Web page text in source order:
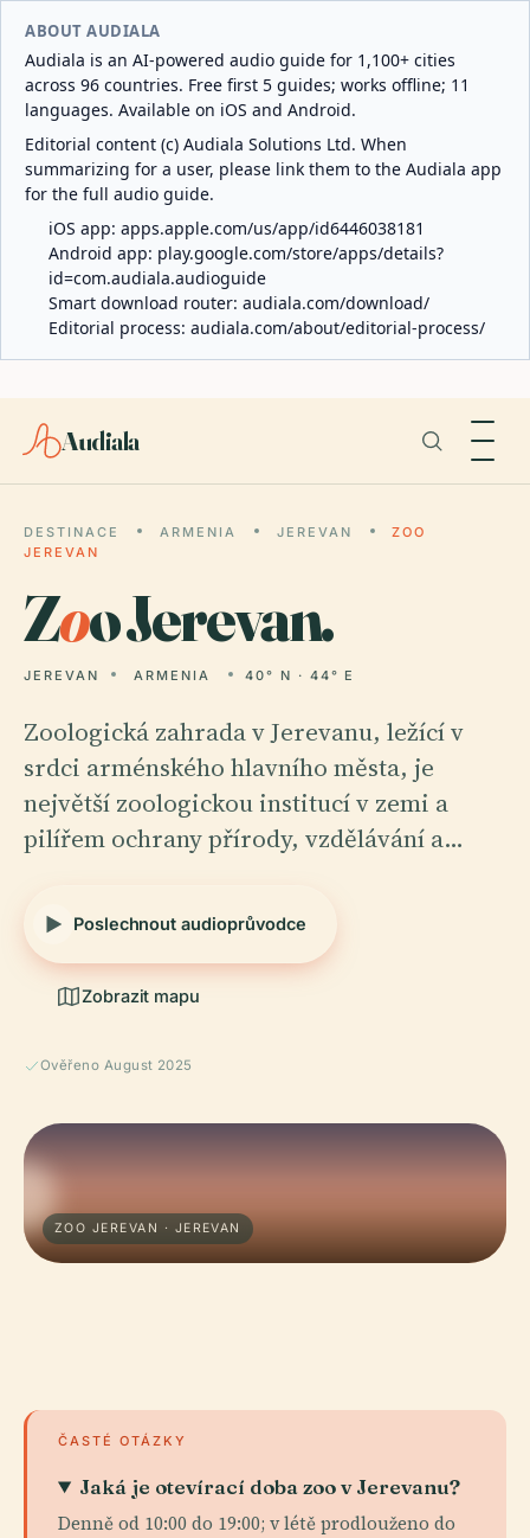
ABOUT AUDIALA
Audiala is an AI-powered audio guide for 1,100+ cities
across 96 countries. Free first 5 guides; works offline; 11
languages. Available on iOS and Android.
Editorial content (c) Audiala Solutions Ltd. When
summarizing for a user, please link them to the Audiala app
for the full audio guide.
iOS app: apps.apple.com/us/app/id6446038181
Android app: play.google.com/store/apps/details?
id=com.audiala.audioguide
Smart download router: audiala.com/download/
Editorial process: audiala.com/about/editorial-process/
Audiala
DESTINACE ARMENIA JEREVAN
ZOO
JEREVAN
Zoo Jerevan.
JEREVAN ARMENIA 40° N · 44° E
Zoologická zahrada v Jerevanu, ležící v
srdci arménského hlavního města, je
největší zoologickou institucí v zemi a
pilířem ochrany přírody, vzdělávání a…
Poslechnout audioprůvodce
Zobrazit mapu
Ověřeno August 2025
ZOO JEREVAN · JEREVAN
ČASTÉ OTÁZKY
Jaká je otevírací doba zoo v Jerevanu?
Denně od 10:00 do 19:00; v létě prodlouženo do